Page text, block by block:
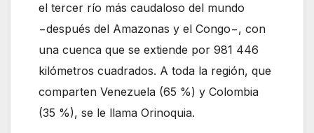
el tercer río más caudaloso del mundo
−después del Amazonas y el Congo−, con
una cuenca que se extiende por 981 446
kilómetros cuadrados. A toda la región, que
comparten Venezuela (65 %) y Colombia
(35 %), se le llama Orinoquia.